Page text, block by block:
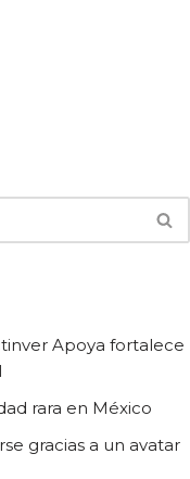
Apoya fortalece
rara en México
gracias a un avatar